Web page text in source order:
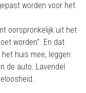
worden voor het
oorspronkelijk uit het
worden”. En dat
het huis mee, leggen
de auto. Lavendel